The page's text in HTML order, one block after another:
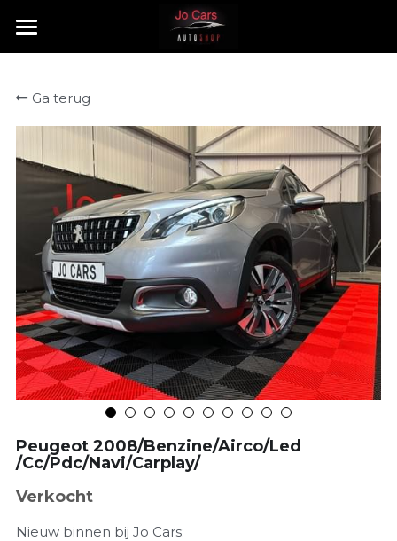
HOME
TE KOOP
VERKOCHT
CONTACT
Ga terug
Peugeot 2008/Benzine/Airco/Led
/Cc/Pdc/Navi/Carplay/
Verkocht
Nieuw binnen bij Jo Cars: